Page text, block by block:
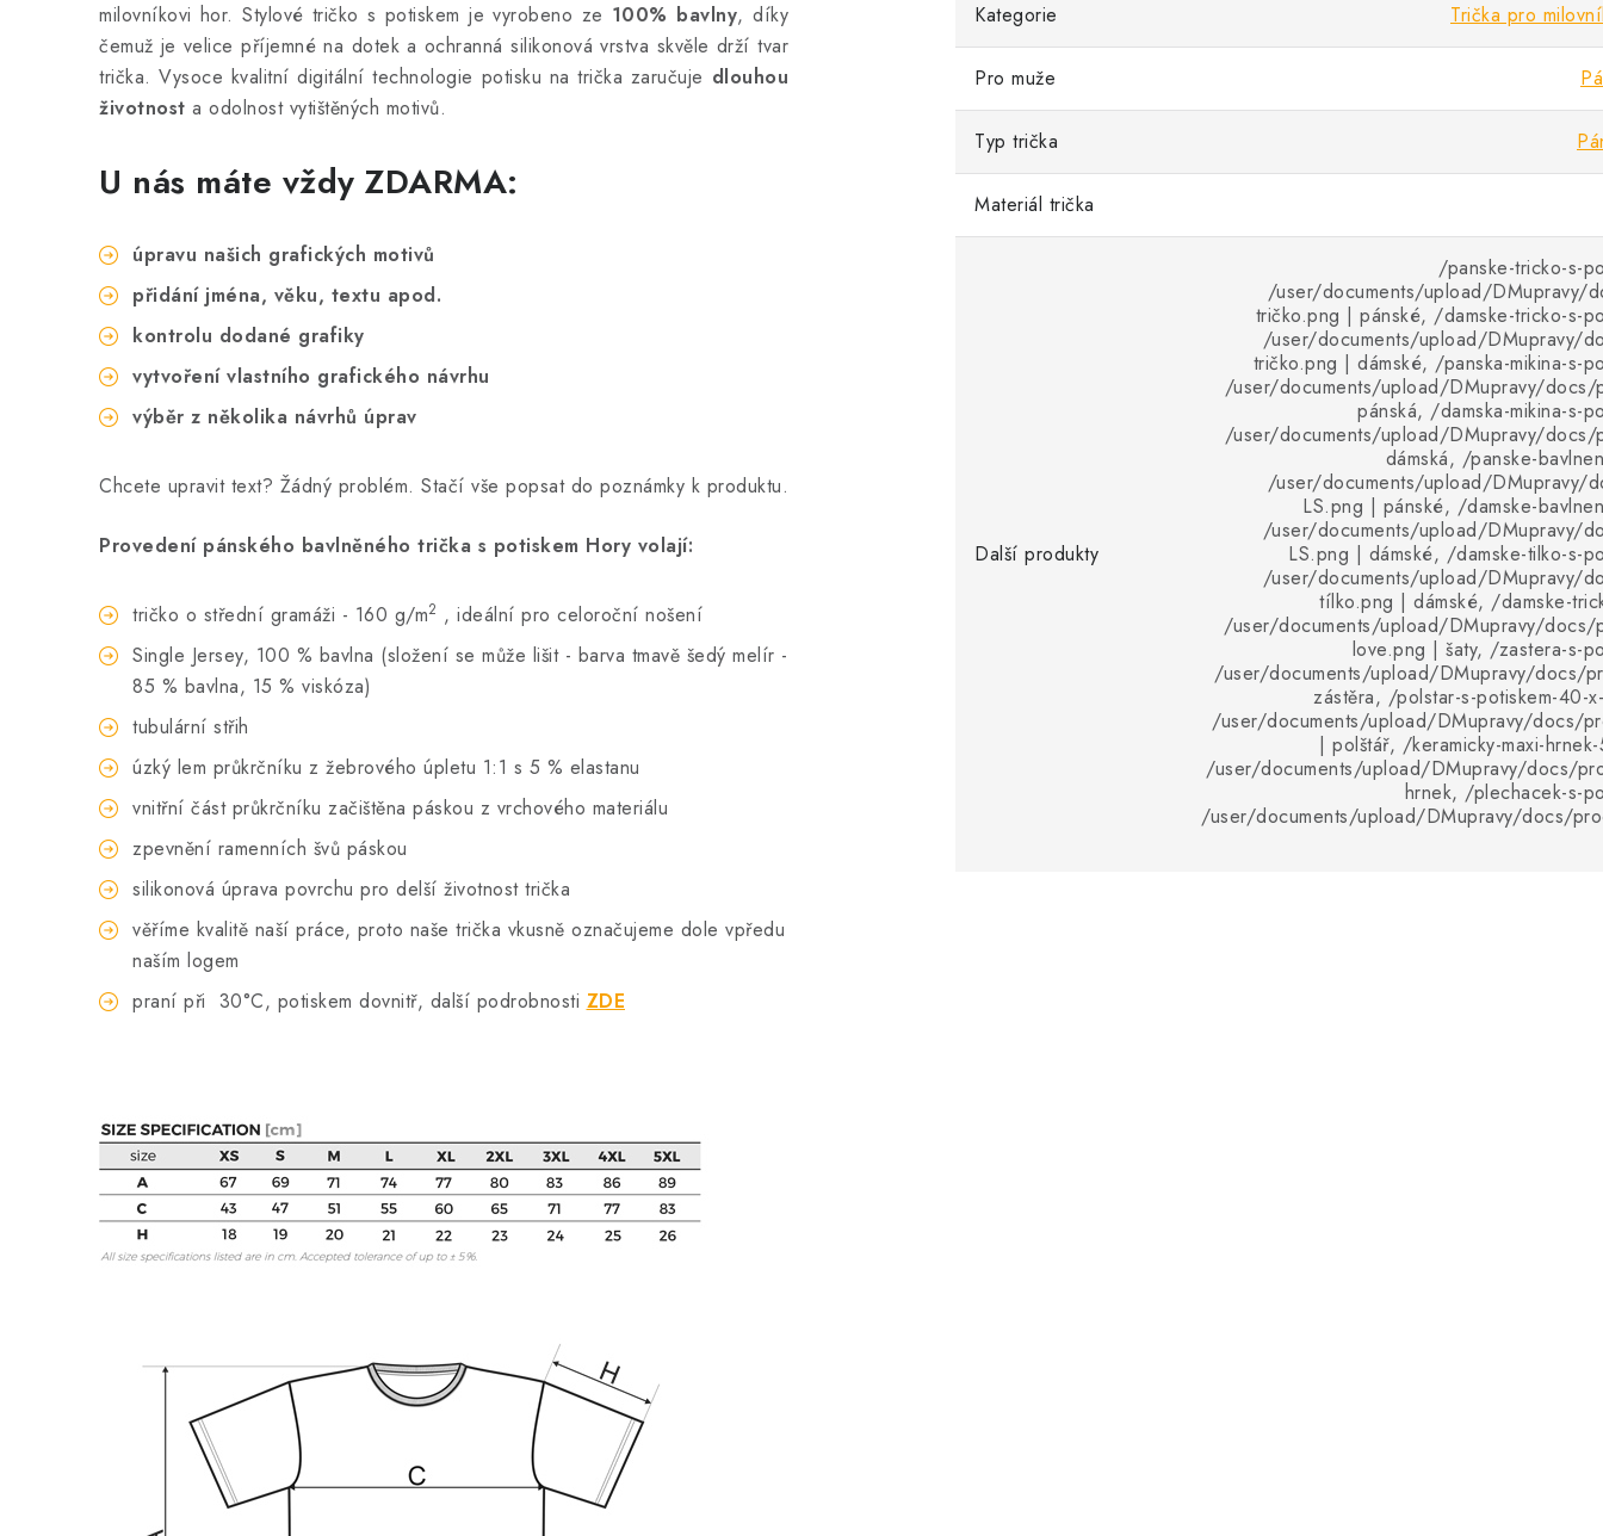
milovníkovi hor. Stylové tričko s potiskem je vyrobeno ze 100% bavlny, díky
čemuž je velice příjemné na dotek a ochranná silikonová vrstva skvěle drží tvar
trička. Vysoce kvalitní digitální technologie potisku na trička zaručuje dlouhou
životnost a odolnost vytištěných motivů.
U nás máte vždy ZDARMA:
úpravu našich grafických motivů
přidání jména, věku, textu apod.
kontrolu dodané grafiky
vytvoření vlastního grafického návrhu
výběr z několika návrhů úprav
Chcete upravit text? Žádný problém. Stačí vše popsat do poznámky k produktu.
Provedení pánského bavlněného trička s potiskem Hory volají:
tričko o střední gramáži - 160 g/m2 , ideální pro celoroční nošení
Single Jersey, 100 % bavlna (složení se může lišit - barva tmavě šedý melír -
85 % bavlna, 15 % viskóza)
tubulární střih
úzký lem průkrčníku z žebrového úpletu 1:1 s 5 % elastanu
vnitřní část průkrčníku začištěna páskou z vrchového materiálu
zpevnění ramenních švů páskou
silikonová úprava povrchu pro delší životnost trička
věříme kvalitě naší práce, proto naše trička vkusně označujeme dole vpředu
naším logem
praní při 30°C, potiskem dovnitř, další podrobnosti ZDE
Kategorie Trička pro
Pro muže
Typ trička
Materiál trička
Další produkty
/panske-tricko-s-
/user/documents/upload/DMupravy/
tričko.png | pánské, /damske-tricko-s-
/user/documents/upload/DMupravy/
tričko.png | dámské, /panska-mikina-s-
/user/documents/upload/DMupravy/docs/
pánská, /damska-mikina-s-
/user/documents/upload/DMupravy/docs/
dámská, /panske-
/user/documents/upload/DMupravy/
LS.png | pánské, /damske-
/user/documents/upload/DMupravy/
LS.png | dámské, /damske-tilko-s-
/user/documents/upload/DMupravy/
tílko.png | dámské, /damske-
/user/documents/upload/DMupravy/docs/
love.png | šaty, /zastera-s-
/user/documents/upload/DMupravy/docs/
zástěra, /polstar-s-potiskem-40-
/user/documents/upload/DMupravy/docs/
| polštář, /keramicky-maxi-
/user/documents/upload/DMupravy/docs/
hrnek, /plechacek-s-
/user/documents/upload/DMupravy/docs/